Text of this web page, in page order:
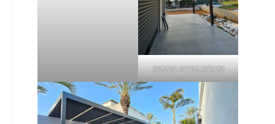
פרגולות וסגירת מרפסות